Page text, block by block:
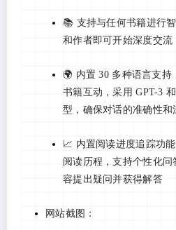
📚 支持与任何书籍进行
和作者即可开始深度交流
🌍 内置 30 多种语言支
书籍互动，采用 GPT-3
型，确保对话的准确性和
📈 内置阅读进度追踪功
阅读历程，支持个性化
容提出疑问并获得解答
网站截图：